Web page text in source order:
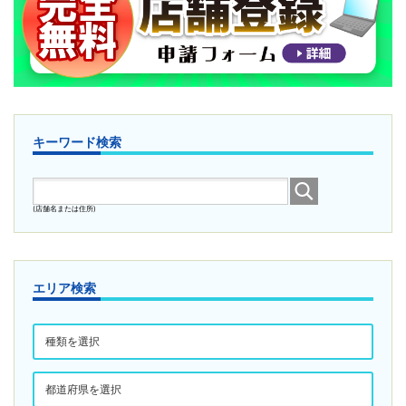
2026/07/30
『ワシントンゼロ』を追加しました。
2026/07/29
『ダイナム滋賀湖北店』の情報を更新しました。
『ダイナム長野茅野店』を追加しました。
『ワンダーランド香椎本館』を追加しました。
2026/07/10
『上新庄一番』を追加しました。
『パチンコタイガー塩釜店』を追加しました。
キーワード検索
(店舗名または住所)
エリア検索